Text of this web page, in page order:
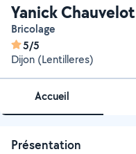
Yanick Chauvelot
Bricolage
5/5
Dijon (Lentilleres)
Accueil
Présentation